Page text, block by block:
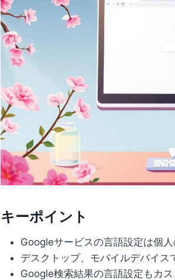
キーポイント
Googleサービスの言語設定は個
デスクトップ、モバイルデバイス
Google検索結果の言語設定もカ